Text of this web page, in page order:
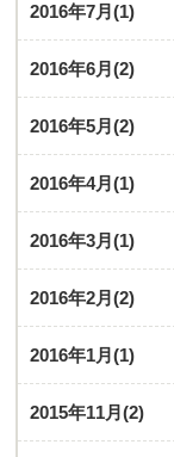
2016年7月(1)
2016年6月(2)
2016年5月(2)
2016年4月(1)
2016年3月(1)
2016年2月(2)
2016年1月(1)
2015年11月(2)